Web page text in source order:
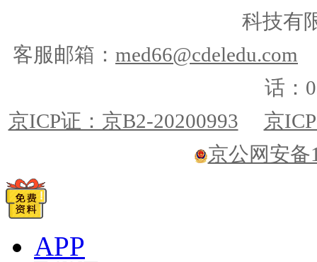
科技有
客服邮箱： med66@cdeledu.com
话：
京ICP证：京B2-20200993
京
京公网安备
APP